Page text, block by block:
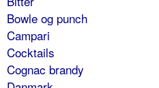
Bowle og punch
Campari
Cocktails
Cognac brandy